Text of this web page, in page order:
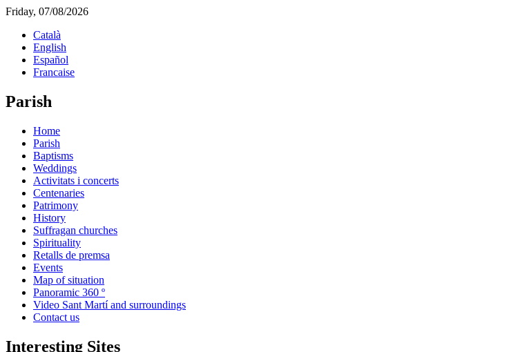
Friday, 07/08/2026
Català
English
Español
Francaise
Parish
Home
Parish
Baptisms
Weddings
Activitats i concerts
Centenaries
Patrimony
History
Suffragan churches
Spirituality
Retalls de premsa
Events
Map of situation
Panoramic 360 º
Video Sant Martí and surroundings
Contact us
Interesting Sites